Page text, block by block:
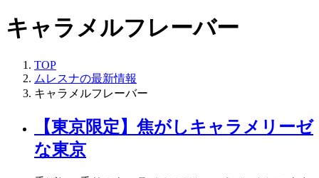
キャラメルフレーバー
TOP
ムレスナの最新情報
キャラメルフレーバー
【東京限定】焦がしキャラメリーゼ
な東京